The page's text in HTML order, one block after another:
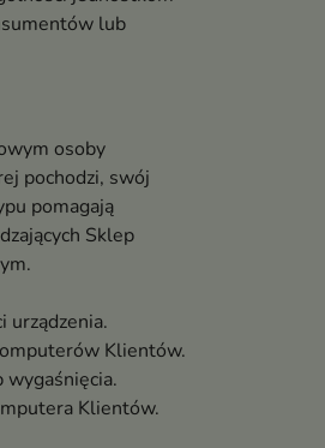
lub
osoby
pochodzi, swój
pomagają
Sklep
urządzenia.
Klientów.
Klientów.